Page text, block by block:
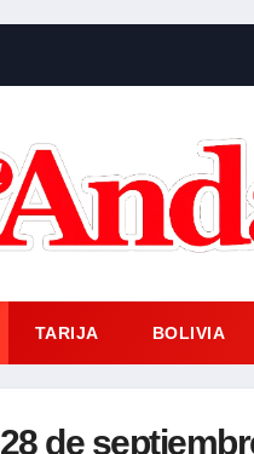
TARIJA BOLIVIA
28 de